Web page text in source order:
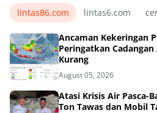
lintas86.com lintas6.com
Ancaman Kekeringan
Peringatkan
Kurang
August 05, 2026
Atasi Krisis Air Pasca-
Ton Tawas dan Mobil